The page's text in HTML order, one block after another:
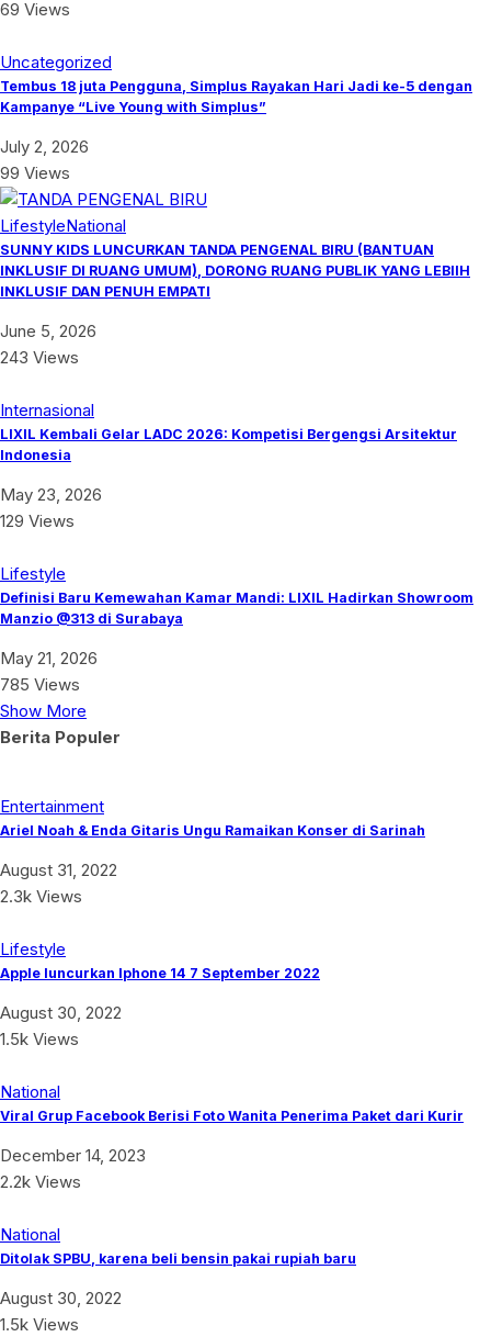
69 Views
Uncategorized
Tembus 18 juta Pengguna, Simplus Rayakan Hari Jadi ke-5 dengan
Kampanye “Live Young with Simplus”
July 2, 2026
99 Views
LifestyleNational
SUNNY KIDS LUNCURKAN TANDA PENGENAL BIRU (BANTUAN
INKLUSIF DI RUANG UMUM), DORONG RUANG PUBLIK YANG LEBIIH
INKLUSIF DAN PENUH EMPATI
June 5, 2026
243 Views
Internasional
LIXIL Kembali Gelar LADC 2026: Kompetisi Bergengsi Arsitektur
Indonesia
May 23, 2026
129 Views
Lifestyle
Definisi Baru Kemewahan Kamar Mandi: LIXIL Hadirkan Showroom
Manzio @313 di Surabaya
May 21, 2026
785 Views
Show More
Berita Populer
Entertainment
Ariel Noah & Enda Gitaris Ungu Ramaikan Konser di Sarinah
August 31, 2022
2.3k Views
Lifestyle
Apple luncurkan Iphone 14 7 September 2022
August 30, 2022
1.5k Views
National
Viral Grup Facebook Berisi Foto Wanita Penerima Paket dari Kurir
December 14, 2023
2.2k Views
National
Ditolak SPBU, karena beli bensin pakai rupiah baru
August 30, 2022
1.5k Views